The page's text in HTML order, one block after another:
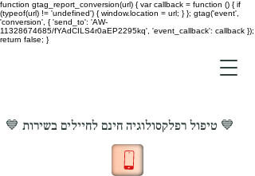
function gtag_report_conversion(url) { var callback = function () { if
(typeof(url) != 'undefined') { window.location = url; } }; gtag('event',
'conversion', { 'send_to': 'AW-
11328674685/fYAdCILS4r0aEP2295kq', 'event_callback': callback });
return false; }
💙 טיפול רפלקסולוגיה חינם לחיילים בשירות 💙